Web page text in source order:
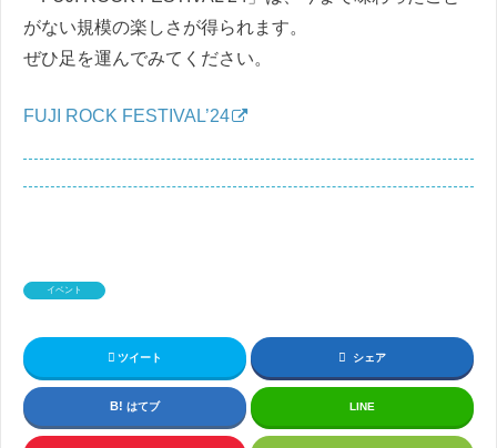
がない規模の楽しさが得られます。
ぜひ足を運んでみてください。
FUJI ROCK FESTIVAL’24
イベント
ツイート シェア
はてブ LINE